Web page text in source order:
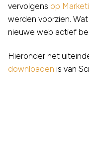
vervolgens op
werden voorzien.
nieuwe web actief
Hieronder het
downloaden is van